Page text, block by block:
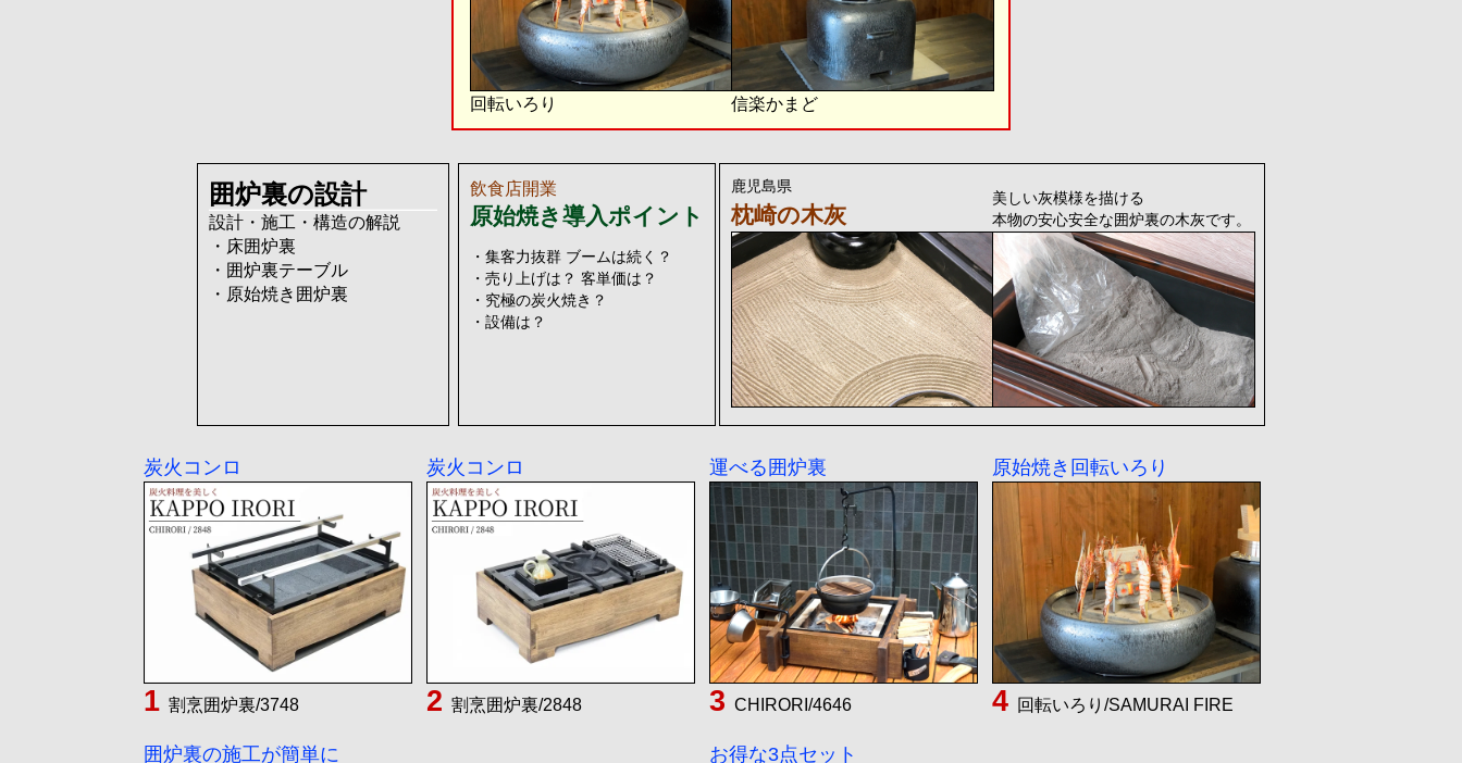
回転いろり 信楽かまど
囲炉裏の設計
設計・施工・構造の解説
・床囲炉裏
・囲炉裏テーブル
・原始焼き囲炉裏
飲食店開業
原始焼き導入ポイント
・集客力抜群 ブームは続く？
・売り上げは？ 客単価は？
・究極の炭火焼き？
・設備は？
鹿児島県
枕崎の木灰
美しい灰模様を描ける
本物の安心安全な囲炉裏の木灰です。
炭火コンロ
割烹囲炉裏/3748
炭火コンロ
割烹囲炉裏/2848
運べる囲炉裏
CHIRORI/4646
原始焼き回転いろり
回転いろり/SAMURAI FIRE
囲炉裏の施工が簡単に お得な3点セット